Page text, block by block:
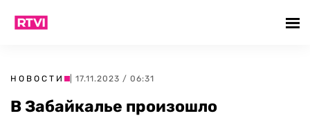
НОВОСТИ | 17.11.2023 / 06:31
В Забайкалье произошло